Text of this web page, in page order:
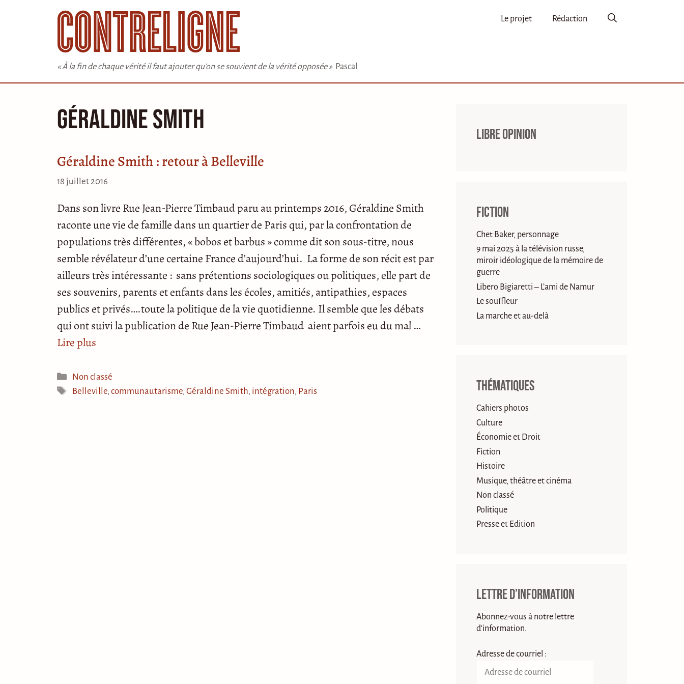
« À la fin de chaque vérité il faut ajouter qu'on se souvient de la vérité opposée » Pascal
Le projet Rédaction
Géraldine Smith
Géraldine Smith : retour à Belleville
18 juillet 2016
Dans son livre Rue Jean-Pierre Timbaud paru au printemps 2016, Géraldine Smith
raconte une vie de famille dans un quartier de Paris qui, par la confrontation de
populations très différentes, « bobos et barbus » comme dit son sous-titre, nous
semble révélateur d’une certaine France d’aujourd’hui. La forme de son récit est par
ailleurs très intéressante : sans prétentions sociologiques ou politiques, elle part de
ses souvenirs, parents et enfants dans les écoles, amitiés, antipathies, espaces
publics et privés….toute la politique de la vie quotidienne. Il semble que les débats
qui ont suivi la publication de Rue Jean-Pierre Timbaud aient parfois eu du mal …
Lire plus
Catégories
Non classé
Étiquettes
Belleville, communautarisme, Géraldine Smith, intégration, Paris
Libre opinion
Fiction
Chet Baker, personnage
9 mai 2025 à la télévision russe,
miroir idéologique de la mémoire de
guerre
Libero Bigiaretti – L’ami de Namur
Le souffleur
La marche et au-delà
Thématiques
Cahiers photos
Culture
Économie et Droit
Fiction
Histoire
Musique, théâtre et cinéma
Non classé
Politique
Presse et Edition
Lettre d’information
Abonnez-vous à notre lettre
d'information.
Adresse de courriel :